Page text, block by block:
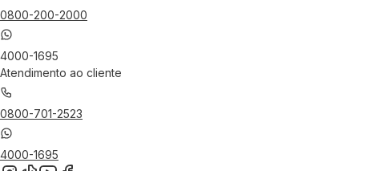
0800-200-2000
4000-1695
Atendimento ao cliente
0800-701-2523
4000-1695